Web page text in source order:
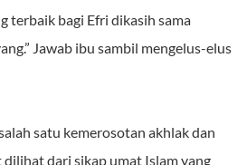
terbaik bagi Efri dikasih sama
Jawab ibu sambil mengelus-elus
satu kemerosotan akhlak dan
dari sikap umat Islam yang